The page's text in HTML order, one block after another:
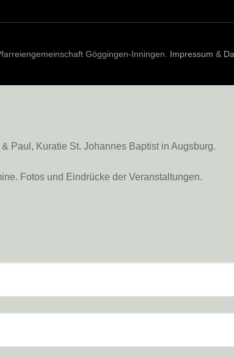
Göggingen-Inningen. Impressum &
Paul, Kuratie St. Johannes Baptist in Augsburg.
Fotos und Eindrücke der Veranstaltungen.